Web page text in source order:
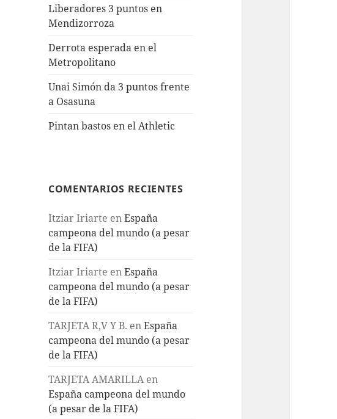
Liberadores 3 puntos en
Mendizorroza
Derrota esperada en el
Metropolitano
Unai Simón da 3 puntos frente
a Osasuna
Pintan bastos en el Athletic
COMENTARIOS RECIENTES
Itziar Iriarte enEspaña
campeona del mundo (a pesar
de la FIFA)
Itziar Iriarte enEspaña
campeona del mundo (a pesar
de la FIFA)
TARJETA R,V Y B. enEspaña
campeona del mundo (a pesar
de la FIFA)
TARJETA AMARILLAen
España campeona del mundo
(a pesar de la FIFA)